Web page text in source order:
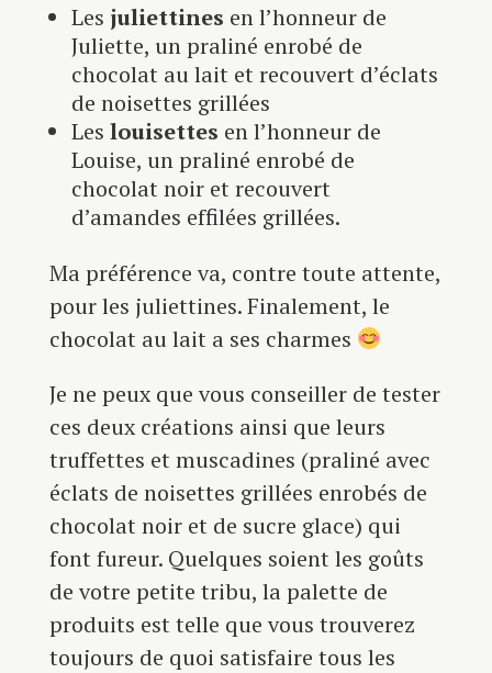
Les juliettines en l’honneur de
Juliette, un praliné enrobé de
chocolat au lait et recouvert d’éclats
de noisettes grillées
Les louisettes en l’honneur de
Louise, un praliné enrobé de
chocolat noir et recouvert
d’amandes effilées grillées.
Ma préférence va, contre toute attente,
pour les juliettines. Finalement, le
chocolat au lait a ses charmes
Je ne peux que vous conseiller de tester
ces deux créations ainsi que leurs
truffettes et muscadines (praliné avec
éclats de noisettes grillées enrobés de
chocolat noir et de sucre glace) qui
font fureur. Quelques soient les goûts
de votre petite tribu, la palette de
produits est telle que vous trouverez
toujours de quoi satisfaire tous les